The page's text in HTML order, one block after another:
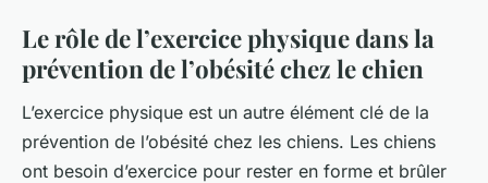
Le rôle de l’exercice physique dans la
prévention de l’obésité chez le chien
L’exercice physique est un autre élément clé de la
prévention de l’obésité chez les chiens. Les chiens
ont besoin d’exercice pour rester en forme et brûler